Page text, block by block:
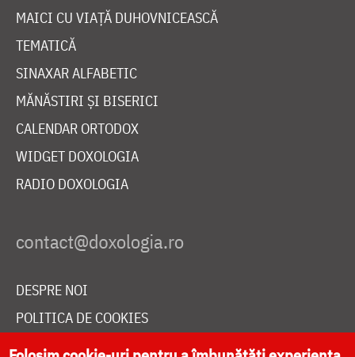
MAICI CU VIAȚĂ DUHOVNICEASCĂ
TEMATICĂ
SINAXAR ALFABETIC
MĂNĂSTIRI ȘI BISERICI
CALENDAR ORTODOX
WIDGET DOXOLOGIA
RADIO DOXOLOGIA
DESPRE NOI
POLITICA DE COOKIES
DONEAZĂ ONLINE PENTRU CATEDRALA NAȚIONALĂ